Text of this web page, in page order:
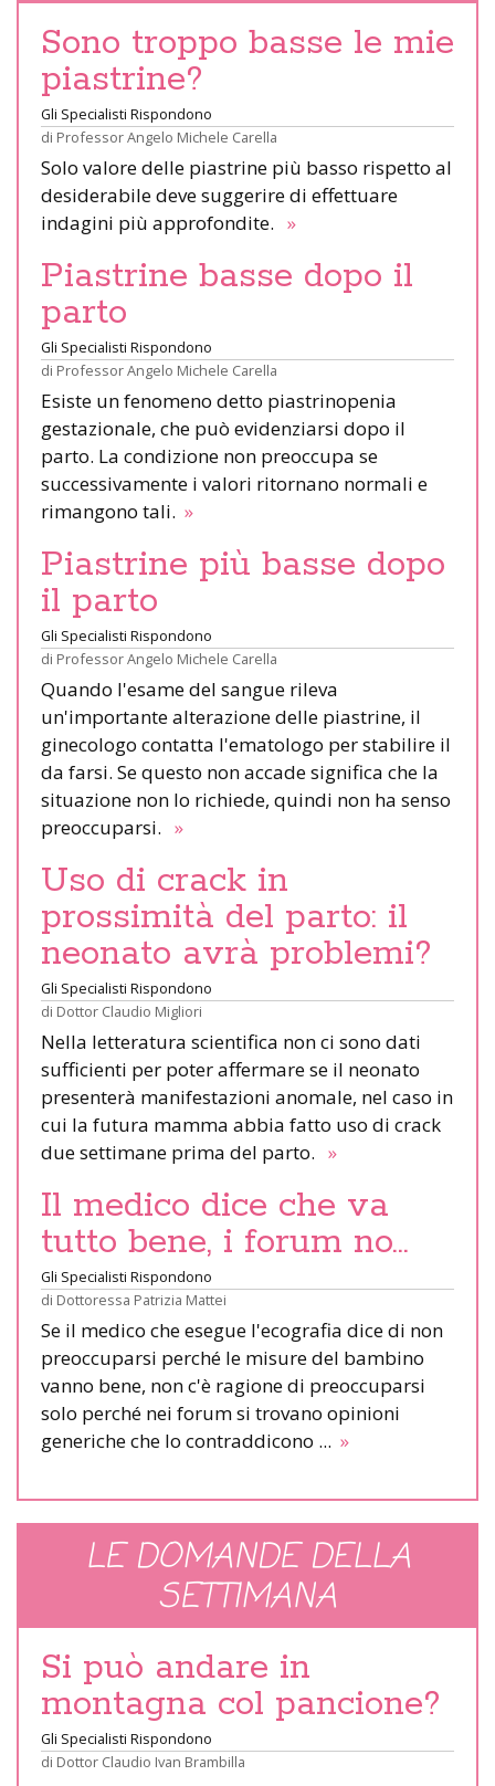
Sono troppo basse le mie
piastrine?
Gli Specialisti Rispondono
di Professor Angelo Michele Carella
Solo valore delle piastrine più basso rispetto al
desiderabile deve suggerire di effettuare
indagini più approfondite. »
Piastrine basse dopo il
parto
Gli Specialisti Rispondono
di Professor Angelo Michele Carella
Esiste un fenomeno detto piastrinopenia
gestazionale, che può evidenziarsi dopo il
parto. La condizione non preoccupa se
successivamente i valori ritornano normali e
rimangono tali. »
Piastrine più basse dopo
il parto
Gli Specialisti Rispondono
di Professor Angelo Michele Carella
Quando l'esame del sangue rileva
un'importante alterazione delle piastrine, il
ginecologo contatta l'ematologo per stabilire il
da farsi. Se questo non accade significa che la
situazione non lo richiede, quindi non ha senso
preoccuparsi. »
Uso di crack in
prossimità del parto: il
neonato avrà problemi?
Gli Specialisti Rispondono
di Dottor Claudio Migliori
Nella letteratura scientifica non ci sono dati
sufficienti per poter affermare se il neonato
presenterà manifestazioni anomale, nel caso in
cui la futura mamma abbia fatto uso di crack
due settimane prima del parto. »
Il medico dice che va
tutto bene, i forum no…
Gli Specialisti Rispondono
di Dottoressa Patrizia Mattei
Se il medico che esegue l'ecografia dice di non
preoccuparsi perché le misure del bambino
vanno bene, non c'è ragione di preoccuparsi
solo perché nei forum si trovano opinioni
generiche che lo contraddicono ... »
LE DOMANDE DELLA
SETTIMANA
Si può andare in
montagna col pancione?
Gli Specialisti Rispondono
di Dottor Claudio Ivan Brambilla